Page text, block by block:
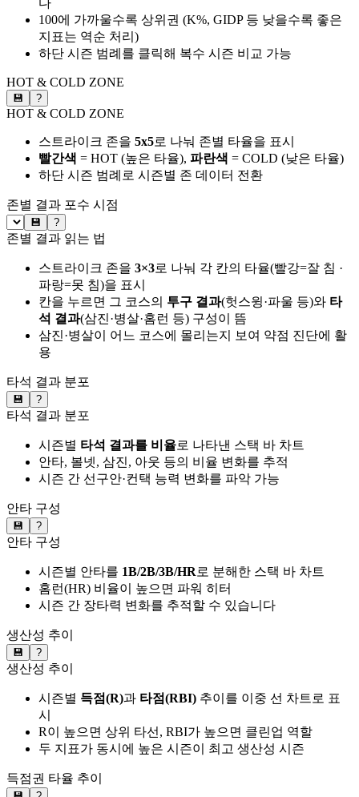
다
100에 가까울수록 상위권 (K%, GIDP 등 낮을수록 좋은
지표는 역순 처리)
하단 시즌 범례를 클릭해 복수 시즌 비교 가능
HOT & COLD ZONE
💾 ?
HOT & COLD ZONE
스트라이크 존을 5x5로 나눠 존별 타율을 표시
빨간색 = HOT (높은 타율), 파란색 = COLD (낮은 타율)
하단 시즌 범례로 시즌별 존 데이터 전환
존별 결과 포수 시점
💾 ?
존별 결과 읽는 법
스트라이크 존을 3×3로 나눠 각 칸의 타율(빨강=잘 침 ·
파랑=못 침)을 표시
칸을 누르면 그 코스의 투구 결과(헛스윙·파울 등)와 타
석 결과(삼진·병살·홈런 등) 구성이 뜸
삼진·병살이 어느 코스에 몰리는지 보여 약점 진단에 활
용
타석 결과 분포
💾 ?
타석 결과 분포
시즌별 타석 결과를 비율로 나타낸 스택 바 차트
안타, 볼넷, 삼진, 아웃 등의 비율 변화를 추적
시즌 간 선구안·컨택 능력 변화를 파악 가능
안타 구성
💾 ?
안타 구성
시즌별 안타를 1B/2B/3B/HR로 분해한 스택 바 차트
홈런(HR) 비율이 높으면 파워 히터
시즌 간 장타력 변화를 추적할 수 있습니다
생산성 추이
💾 ?
생산성 추이
시즌별 득점(R)과 타점(RBI) 추이를 이중 선 차트로 표
시
R이 높으면 상위 타선, RBI가 높으면 클린업 역할
두 지표가 동시에 높은 시즌이 최고 생산성 시즌
득점권 타율 추이